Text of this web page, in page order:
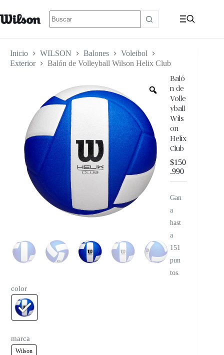
Inicio WILSON Balones
Voleibol
Exterior
Balón de Volleyball Wilson Helix Club
Baló
n de
Volle
yball
Wils
on
Helix
Club
$150
.990
Gan
a
hast
a
151
pun
tos.
color
marca
Wilson